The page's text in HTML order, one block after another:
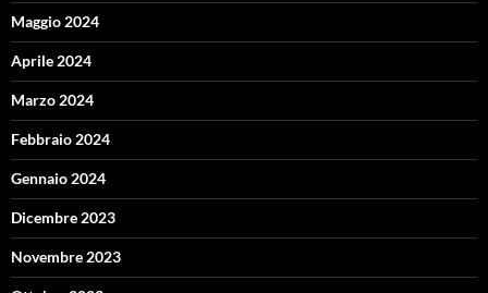
Maggio 2024
Aprile 2024
Marzo 2024
Febbraio 2024
Gennaio 2024
Dicembre 2023
Novembre 2023